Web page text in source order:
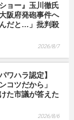
ョー』玉川徹氏
阪府発砲事件へ
だと…」批判殺
2026/8/7
ワハラ認定】
コツだから」
た市議が答えた
2026/8/6